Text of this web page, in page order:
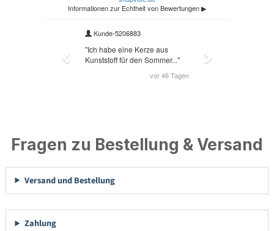
Fragen zu Bestellung & Versand
Versand und Bestellung
Zahlung